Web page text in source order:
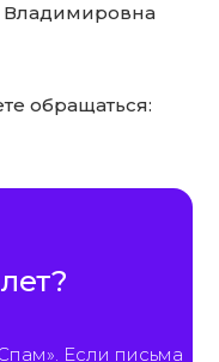
Владимировна
обращаться:
Если письма